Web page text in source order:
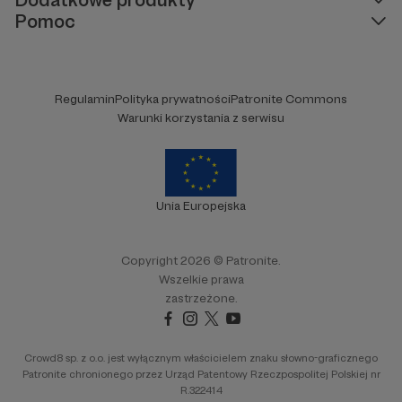
Pomoc
RegulaminPolityka prywatnościPatronite Commons
Warunki korzystania z serwisu
Unia Europejska
Copyright 2026 © Patronite.
Wszelkie prawa
zastrzeżone.
Crowd8 sp. z o.o. jest wyłącznym właścicielem znaku słowno-graficznego
Patronite chronionego przez Urząd Patentowy Rzeczpospolitej Polskiej nr
R.322414